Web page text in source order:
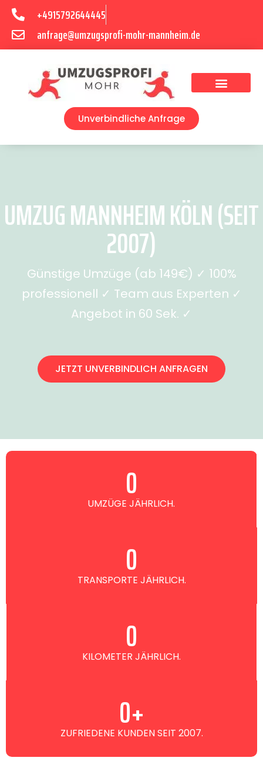
+4915792644445
anfrage@umzugsprofi-mohr-mannheim.de
Unverbindliche Anfrage
UMZUG MANNHEIM KÖLN (SEIT
2007)
Günstige Umzüge (ab 149€) ✓ 100%
professionell ✓ Team aus Experten ✓
Angebot in 60 Sek. ✓
JETZT UNVERBINDLICH ANFRAGEN
UMZÜGE JÄHRLICH.
0
TRANSPORTE JÄHRLICH.
0
KILOMETER JÄHRLICH.
0
ZUFRIEDENE KUNDEN SEIT 2007.
0+